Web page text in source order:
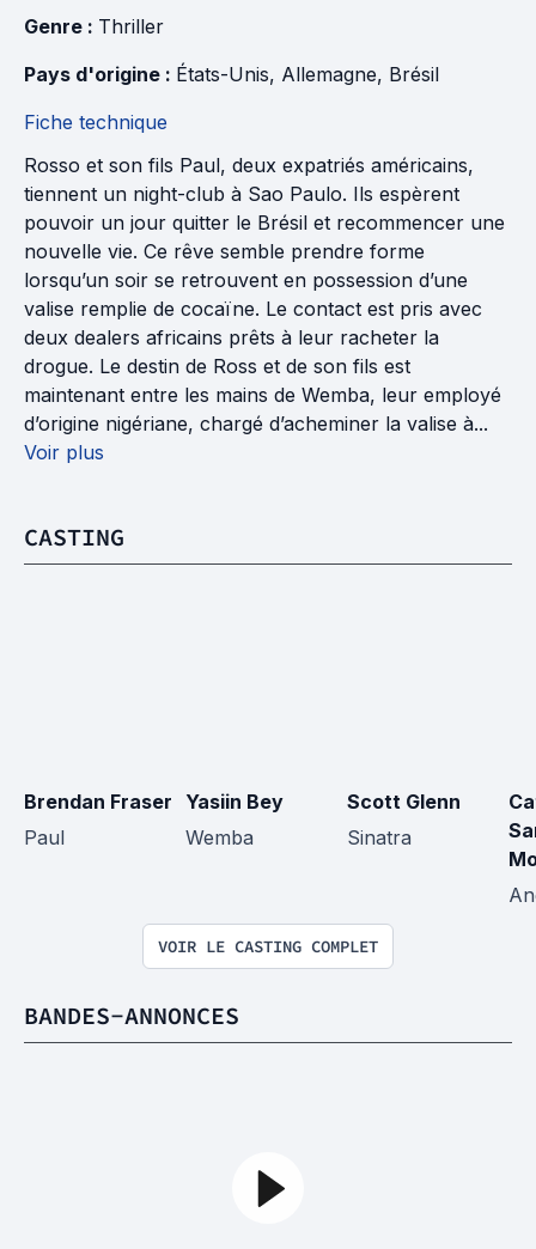
Genre : Thriller
Pays d'origine : États-Unis, Allemagne, Brésil
Fiche technique
Rosso et son fils Paul, deux expatriés américains,
tiennent un night-club à Sao Paulo. Ils espèrent
pouvoir un jour quitter le Brésil et recommencer une
nouvelle vie. Ce rêve semble prendre forme
lorsqu’un soir se retrouvent en possession d’une
valise remplie de cocaïne. Le contact est pris avec
deux dealers africains prêts à leur racheter la
drogue. Le destin de Ross et de son fils est
maintenant entre les mains de Wemba, leur employé
d’origine nigériane, chargé d’acheminer la valise à...
Voir plus
CASTING
Brendan Fraser
Paul
Yasiin Bey
Wemba
Scott Glenn
Sinatra
VOIR LE CASTING COMPLET
BANDES-ANNONCES